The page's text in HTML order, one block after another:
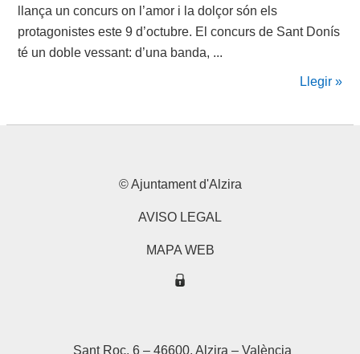
llança un concurs on l’amor i la dolçor són els
protagonistes este 9 d’octubre. El concurs de Sant Donís
té un doble vessant: d’una banda, ...
Llegir »
© Ajuntament d'Alzira
AVISO LEGAL
MAPA WEB
Sant Roc, 6 – 46600, Alzira – València